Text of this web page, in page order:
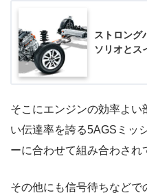
ストロング
ソリオとス
そこにエンジンの効率よ
い伝達率を誇る5AGSミッ
ーに合わせて組み合わされ
その他にも信号待ちなど